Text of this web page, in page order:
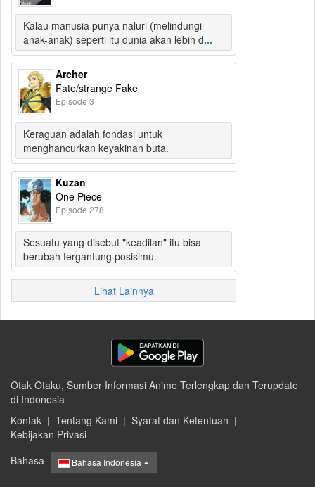
Kalau manusia punya naluri (melindungi
anak-anak) seperti itu dunia akan lebih d...
Archer
Fate/strange Fake
Episode 3
Keraguan adalah fondasi untuk
menghancurkan keyakinan buta.
Kuzan
One Piece
Episode 278
Sesuatu yang disebut "keadilan" itu bisa
berubah tergantung posisimu.
Lihat Lainnya
Otak Otaku, Sumber Informasi Anime Terlengkap dan Terupdate
di Indonesia
Kontak | Tentang Kami | Syarat dan Ketentuan |
Kebijakan Privasi
Bahasa
Bahasa Indonesia